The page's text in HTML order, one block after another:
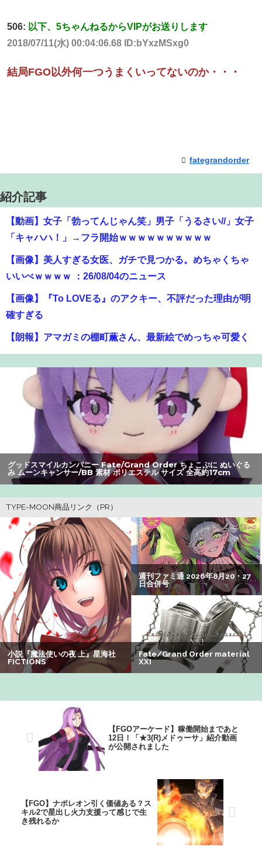
506: 以下、5ちゃんねるからVIPがお送りします
2018/07/11(水) 00:04:06.68 ID:bYxzMSxg0
結局FGO以外何一つうまくいってないのか・・・
fategrandorder
紹介記事
【動画】女子「勃ってんじゃん笑」男子「うるさい//」女子
「キャハハ！」→フラ開始ｗｗｗｗｗｗｗｗｗｗ
【画像】美人すぎる女医、ガチで見つかる。めちゃくちゃ
いいべｗｗｗｗ ：26/08/04のニュース
【画像】『To LOVEる』のアクキー、不評だった理由が明
確すぎる
【朗報】アマガミの棚町薫さん、最新絵でめっちゃ可愛く
なる：26/08/03のニュース
【動画】クレヨンしんちゃんの例の動画、バズリすぎてネ
ットミームと化すｗｗｗｗ
【悲報】Z世代の身長低下の理由、ついに判明かｗｗｗｗ：
26/08/02のニュース
【速報】ジャンポケ斎藤、求刑7年で逝く。実刑確実か
【画像】瀬戸環奈（セトカン）さん、ティファのコスプレ
息子のオニーを発見したワイの嫁、全ての対応を間違えて
しまう…
【懐古】ネット流行語2007年、ヤバすぎてワロッタァｗｗ
ｗｗ ：26/07/31のニュース
グリフィス（）「女の子は基本的に彼氏が３人必要」←500
万バズwww
【訃報】人気Vtuberの犬、19歳で死去
【爆笑】最近のオスガキ、名前がダサすぎるｗｗｗｗ ：
26/08/05のニュース
グッドスマイルカンパニー Fate/Grand Order ちょこぷに ぬいぐる
み ムーンキャンサー/BB 素材 ポリエステル サイズ 全高約17cm
【FGOアーケード】稼働開始まであと
12日！「★3(R)メドゥーサ」紹介動画
が公開されました
【FGO】ナポレオン引く価値ある？ス
キル2で星出し火力支援って感じで生
き残れるか